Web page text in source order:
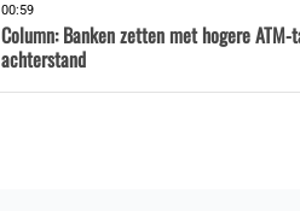
00:59
Column: Banken zetten met hogere
achterstand